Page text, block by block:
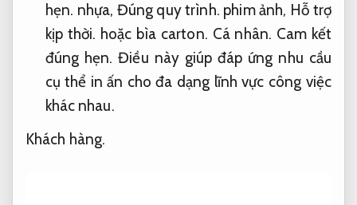
hẹn. nhựa, Đúng quy trình. phim ảnh, Hỗ trợ
kịp thời. hoặc bìa carton. Cá nhân. Cam kết
đúng hẹn. Điều này giúp đáp ứng nhu cầu
cụ thể in ấn cho đa dạng lĩnh vực công việc
khác nhau.
Khách hàng.